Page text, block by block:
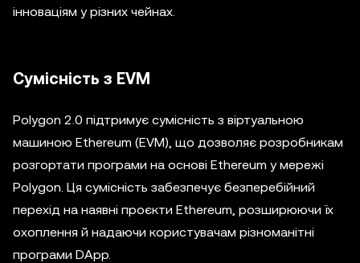
інноваціям у різних чейнах.
Сумісність з EVM
Polygon 2.0 підтримує сумісність з віртуальною
машиною Ethereum (EVM), що дозволяє розробникам
розгортати програми на основі Ethereum у мережі
Polygon. Ця сумісність забезпечує безперебійний
перехід на наявні проєкти Ethereum, розширюючи їх
охоплення й надаючи користувачам різноманітні
програми DApp.